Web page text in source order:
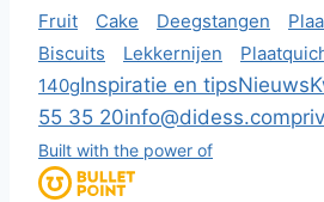
Fruit
Cake Deegstangen
Biscuits
Lekkernijen
140gInspiratie en tipsNieuws
55 35 20info@didess.com
Built with the power of